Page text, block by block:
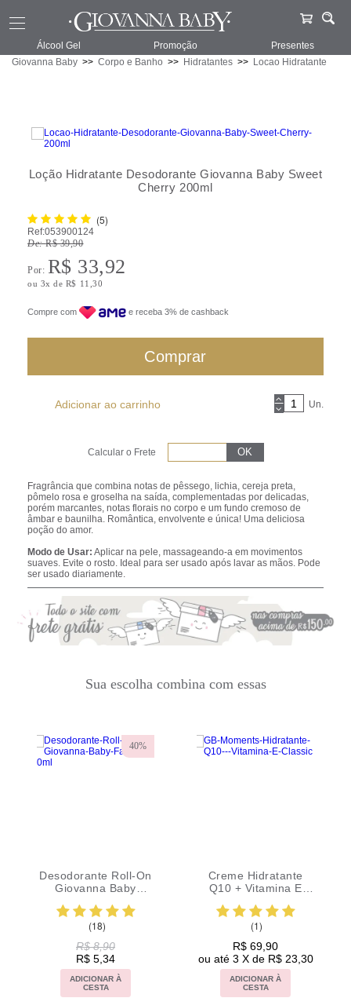
Álcool Gel Promoção
Presentes
Giovanna Baby
Corpo e Banho Hidratantes Locao Hidratante
Loção Hidratante Desodorante Giovanna Baby Sweet
Cherry 200ml
(5)
Ref:053900124
De:R$ 39,90
Por: R$ 33,92
ou 3x de R$ 11,30
Compre com e receba 3% de cashback
Comprar
Un.
Adicionar ao carrinho
Calcular o Frete
Fragrância que combina notas de pêssego, lichia, cereja preta,
pômelo rosa e groselha na saída, complementadas por delicadas,
porém marcantes, notas florais no corpo e um fundo cremoso de
âmbar e baunilha. Romântica, envolvente e única! Uma deliciosa
poção do amor.
Modo de Usar: Aplicar na pele, massageando-a em movimentos
suaves. Evite o rosto. Ideal para ser usado após lavar as mãos. Pode
ser usado diariamente.
Sua escolha combina com essas
Hidratante
Vitamina E
Classic
X de R$ 23,30
Desodorante Aerosol
Giovanna Baby 0
ou até 2 X de R$ 12,95
Shampoo
ou até 3 X